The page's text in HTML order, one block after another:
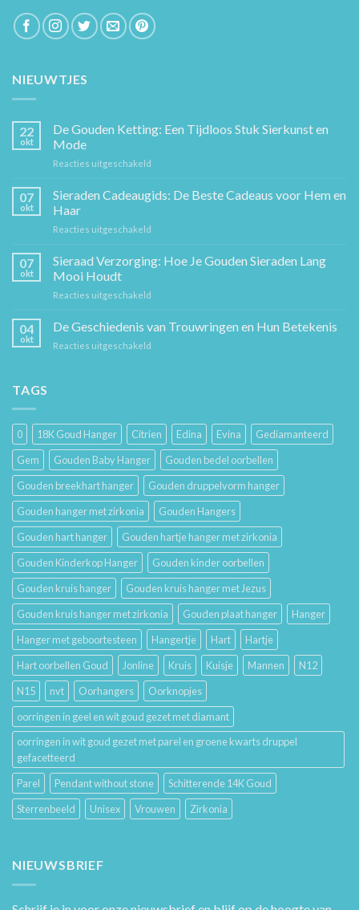
NIEUWTJES
22
okt
De Gouden Ketting: Een Tijdloos Stuk Sierkunst en
Mode
Reacties uitgeschakeld
Gouden
Ketting:
Sierkunst
en
07
okt
Sieraden Cadeaugids: De Beste Cadeaus voor Hem en
Haar
Reacties uitgeschakeld
Cadeaugids:
De
Hem
07
okt
Sieraad Verzorging: Hoe Je Gouden Sieraden Lang
Mooi Houdt
Reacties uitgeschakeld
Verzorging:
Hoe
04
okt
De Geschiedenis van Trouwringen en Hun Betekenis
Reacties uitgeschakeld
Hun
Betekenis
TAGS
0 18K Goud Hanger Citrien Edina Evina
Gediamanteerd
Gem
Gouden Baby Hanger
Gouden bedel oorbellen
Gouden breekhart hanger
Gouden druppelvorm hanger
Gouden hanger met zirkonia
Gouden Hangers
Gouden hart hanger
Gouden hartje hanger met zirkonia
Gouden Kinderkop Hanger
Gouden kinder oorbellen
Gouden kruis hanger
Gouden kruis hanger met Jezus
Gouden kruis hanger met zirkonia
Gouden plaat hanger
Hanger
Hanger met geboortesteen
Hangertje Hart
Hartje
Hart oorbellen Goud
Jonline Kruis Kuisje Mannen
N12
N15
nvt Oorhangers
Oorknopjes
oorringen in geel en wit goud gezet met diamant
oorringen in wit goud gezet met parel en groene kwarts druppel
gefacetteerd
Parel
Pendant without stone
Schitterende 14K Goud
Sterrenbeeld
Unisex Vrouwen Zirkonia
NIEUWSBRIEF